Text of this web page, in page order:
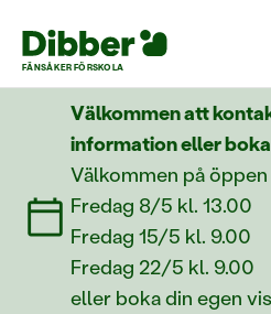
FÄNSÅKER FÖRSKOLA
Välkommen att
information eller
Välkommen på
Fredag 8/5 kl. 13.00
Fredag 15/5 kl. 9.00
Fredag 22/5 kl. 9.00
eller boka din egen